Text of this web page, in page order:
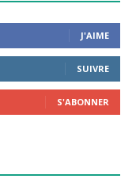
J'AIME
SUIVRE
S'ABONNER